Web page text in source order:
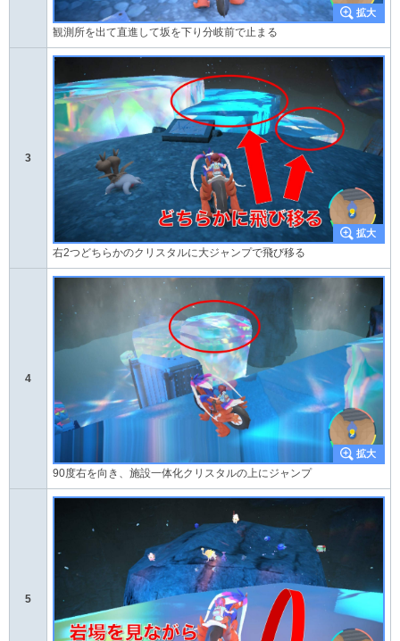
観測所を出て直進して坂を下り分岐前で止まる
3
右2つどちらかのクリスタルに大ジャンプで飛び移る
4
90度右を向き、施設一体化クリスタルの上にジャンプ
5